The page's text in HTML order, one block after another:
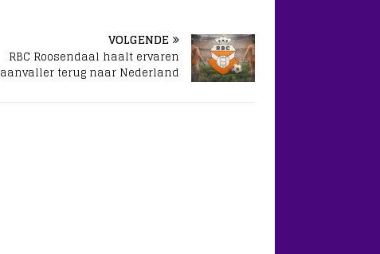
VOLGENDE
RBC Roosendaal haalt ervaren
aanvaller terug naar Nederland